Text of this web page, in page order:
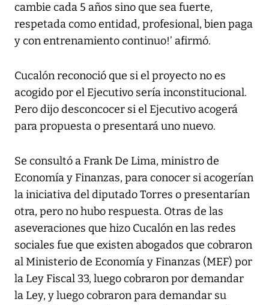
cambie cada 5 años sino que sea fuerte,
respetada como entidad, profesional, bien paga
y con entrenamiento continuo!’ afirmó.
Cucalón reconoció que si el proyecto no es
acogido por el Ejecutivo sería inconstitucional.
Pero dijo desconcocer si el Ejecutivo acogerá
para propuesta o presentará uno nuevo.
Se consultó a Frank De Lima, ministro de
Economía y Finanzas, para conocer si acogerían
la iniciativa del diputado Torres o presentarían
otra, pero no hubo respuesta. Otras de las
aseveraciones que hizo Cucalón en las redes
sociales fue que existen abogados que cobraron
al Ministerio de Economía y Finanzas (MEF) por
la Ley Fiscal 33, luego cobraron por demandar
la Ley, y luego cobraron para demandar su